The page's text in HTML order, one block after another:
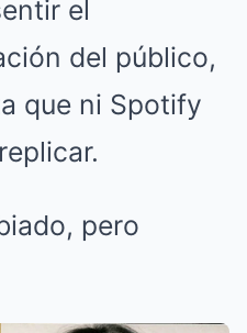
el
del público,
que ni Spotify
pero